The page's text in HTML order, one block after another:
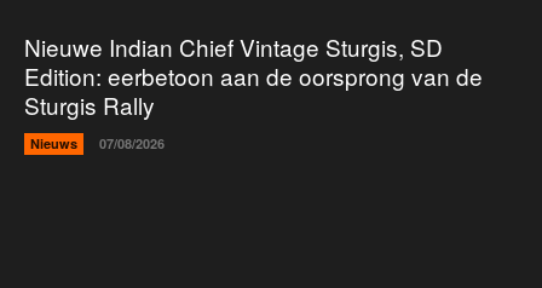
Nieuwe Indian Chief Vintage Sturgis, SD
Edition: eerbetoon aan de oorsprong van de
Sturgis Rally
Nieuws 07/08/2026